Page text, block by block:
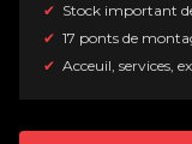
Stock important
17 ponts de
Acceuil, services,